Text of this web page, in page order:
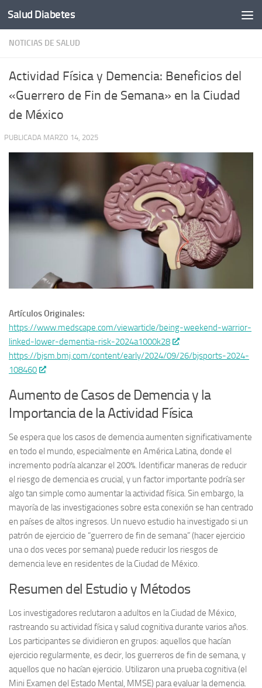
Saltar al contenido
Salud Diabetes
NOTICIAS DE SALUD
Actividad Física y Demencia: Beneficios del
«Guerrero de Fin de Semana» en la Ciudad
de México
Artículos Originales:
https://www.medscape.com/viewarticle/being-weekend-warrior-
linked-lower-dementia-risk-2024a1000k28
https://bjsm.bmj.com/content/early/2024/09/26/bjsports-2024-
108460
Aumento de Casos de Demencia y la
Importancia de la Actividad Física
Se espera que los casos de demencia aumenten significativamente
en todo el mundo, especialmente en América Latina, donde el
incremento podría alcanzar el 200%. Identificar maneras de reducir
el riesgo de demencia es crucial, y un factor importante podría ser
algo tan simple como aumentar la actividad física. Sin embargo, la
mayoría de las investigaciones sobre esta conexión se han centrado
en países de altos ingresos. Un nuevo estudio ha investigado si un
patrón de ejercicio de “guerrero de fin de semana” (hacer ejercicio
una o dos veces por semana) puede reducir los riesgos de
demencia leve en residentes de la Ciudad de México.
Resumen del Estudio y Métodos
Los investigadores reclutaron a adultos en la Ciudad de México,
rastreando su actividad física y salud cognitiva durante varios años.
Los participantes se dividieron en grupos: aquellos que hacían
ejercicio regularmente, es decir, los guerreros de fin de semana, y
aquellos que no hacían ejercicio. Utilizaron una prueba cognitiva (el
Mini Examen del Estado Mental, MMSE) para evaluar la demencia.